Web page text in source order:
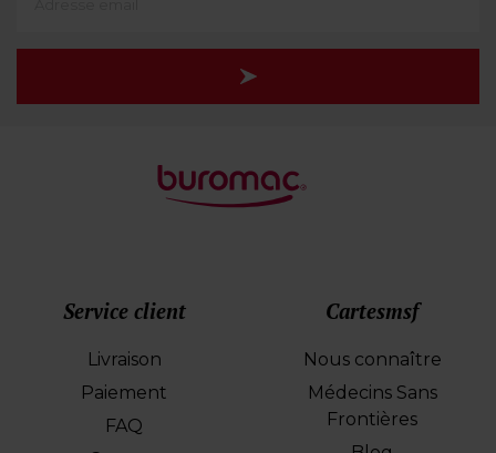
Service client
Livraison
Paiement
FAQ
Cartesmsf
Nous connaître
Médecins Sans
Frontières